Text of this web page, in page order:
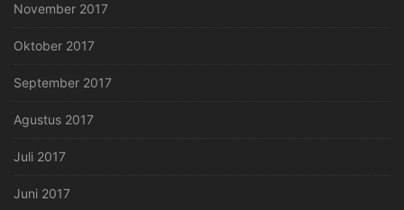
November 2017
Oktober 2017
September 2017
Agustus 2017
Juli 2017
Juni 2017